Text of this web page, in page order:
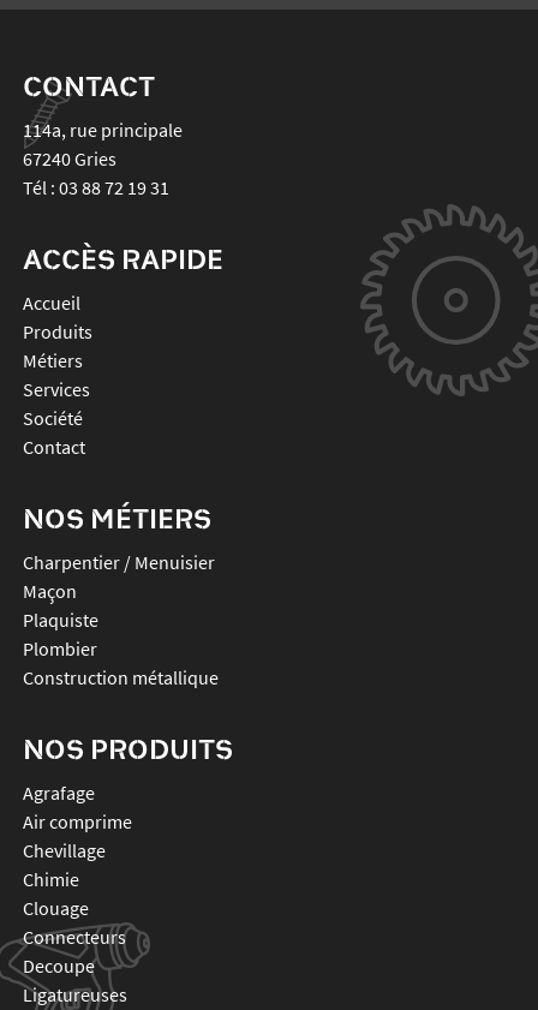
CONTACT
114a, rue principale
67240Gries
Tél : 03 88 72 19 31
ACCÈS RAPIDE
Accueil
Produits
Métiers
Services
Société
Contact
NOS MÉTIERS
Charpentier / Menuisier
Maçon
Plaquiste
Plombier
Construction métallique
NOS PRODUITS
agrafage
air comprime
chevillage
chimie
clouage
connecteurs
decoupe
ligatureuses